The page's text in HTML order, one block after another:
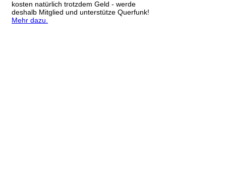
kosten natürlich trotzdem Geld - werde
deshalb Mitglied und unterstütze Querfunk!
Mehr dazu.